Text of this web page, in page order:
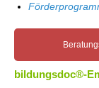
bildungsdoc®-